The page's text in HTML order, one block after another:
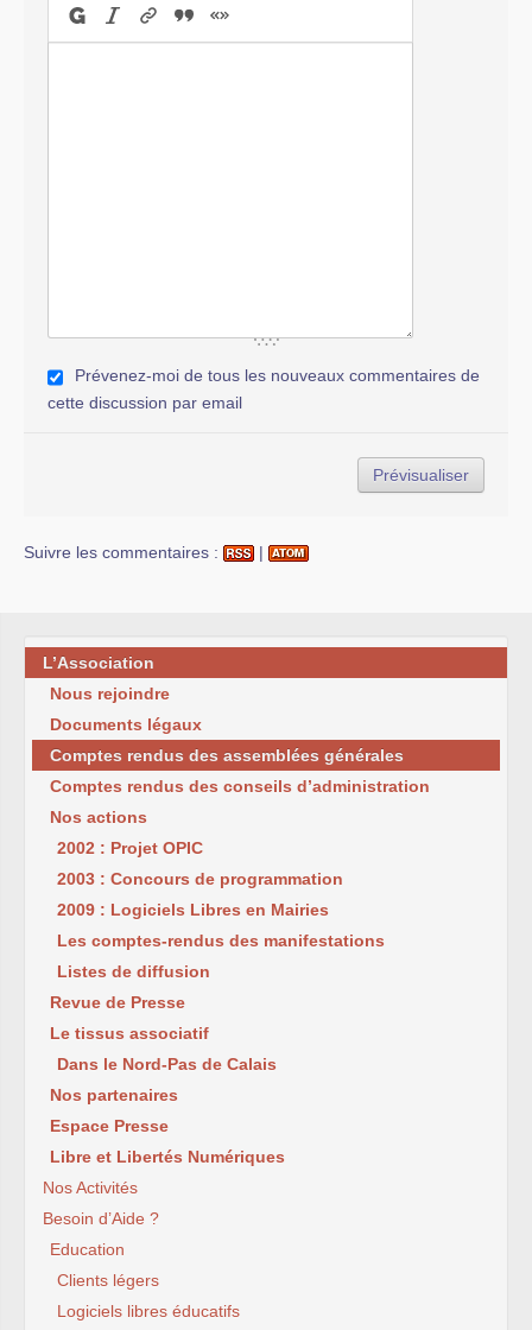
Prévenez-moi de tous les nouveaux commentaires de
cette discussion par email
Suivre les commentaires : |
L’Association
Nous rejoindre
Documents légaux
Comptes rendus des assemblées générales
Comptes rendus des conseils d’administration
Nos actions
2002 : Projet OPIC
2003 : Concours de programmation
2009 : Logiciels Libres en Mairies
Les comptes-rendus des manifestations
Listes de diffusion
Revue de Presse
Le tissus associatif
Dans le Nord-Pas de Calais
Nos partenaires
Espace Presse
Libre et Libertés Numériques
Nos Activités
Besoin d’Aide ?
Education
Clients légers
Logiciels libres éducatifs